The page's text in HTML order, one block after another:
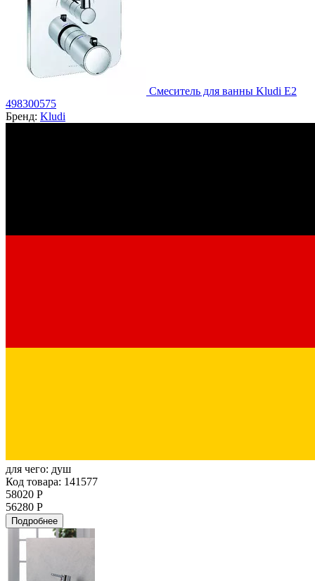
Смеситель для ванны Kludi E2
498300575
Бренд: Kludi
для чего: душ
Код товара: 141577
58020 Р
56280 Р
Подробнее